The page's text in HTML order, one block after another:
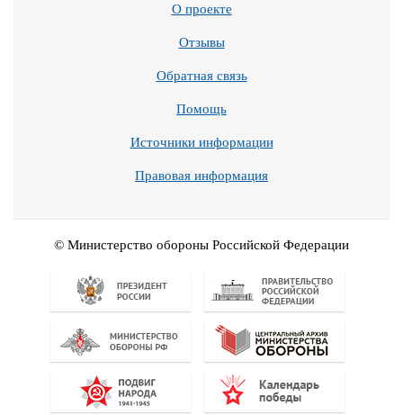
О проекте
Отзывы
Обратная связь
Помощь
Источники информации
Правовая информация
© Министерство обороны Российской Федерации